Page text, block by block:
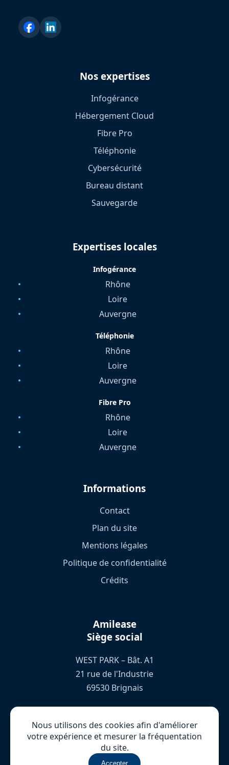
Nos expertises
Infogérance
Hébergement Cloud
Fibre Pro
Téléphonie
Cybersécurité
Bureau distant
Sauvegarde
Expertises locales
Infogérance
Rhône
Loire
Auvergne
Téléphonie
Rhône
Loire
Auvergne
Fibre Pro
Rhône
Loire
Auvergne
Informations
Contact
Plan du site
Mentions légales
Politique de confidentialité
Crédits
Amilease
Siège social
WEST PARK – Bât. A1
21 rue de l'Industrie
69530 Brignais
Nous contacter
Nous utilisons des cookies afin d'améliorer
votre expérience et mesurer la fréquentation
du site.
Accepter